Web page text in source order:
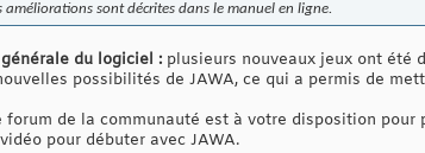
améliorations sont décrites dans le manuel en ligne.
du logiciel : plusieurs nouveaux jeux ont été
possibilités de JAWA, ce qui a permis de
forum de la communauté est à votre disposition
pour débuter avec JAWA.